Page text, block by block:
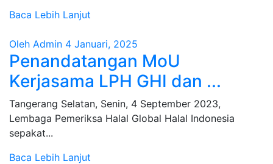
Baca Lebih Lanjut
Oleh Admin 4 Januari, 2025
Penandatangan MoU
Kerjasama LPH GHI dan ...
Tangerang Selatan, Senin, 4 September 2023,
Lembaga Pemeriksa Halal Global Halal Indonesia
sepakat...
Baca Lebih Lanjut